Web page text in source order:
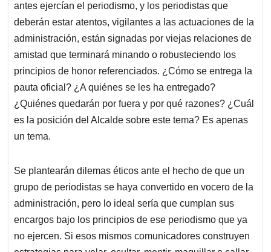
antes ejercían el periodismo, y los periodistas que
deberán estar atentos, vigilantes a las actuaciones de la
administración, están signadas por viejas relaciones de
amistad que terminará minando o robusteciendo los
principios de honor referenciados. ¿Cómo se entrega la
pauta oficial? ¿A quiénes se les ha entregado?
¿Quiénes quedarán por fuera y por qué razones? ¿Cuál
es la posición del Alcalde sobre este tema? Es apenas
un tema.
Se plantearán dilemas éticos ante el hecho de que un
grupo de periodistas se haya convertido en vocero de la
administración, pero lo ideal sería que cumplan sus
encargos bajo los principios de ese periodismo que ya
no ejercen. Si esos mismos comunicadores construyen